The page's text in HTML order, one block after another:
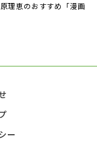
理恵のおすすめ「漫画
ー